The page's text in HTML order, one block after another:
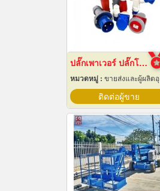
ปลั๊กเพาเวอร์ ปลั๊กโรงงาน ปลั๊กอุตสาหกรรม พัทยา ชลบุรี
หมวดหมู่ : ขายส่งและผู้ผลิตอุปกรณ์เครื่องใช้ไฟฟ้า
ติดต่อผู้ขาย